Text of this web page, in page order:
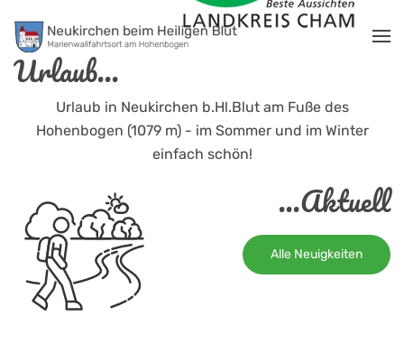
Zum Hauptinhalt springen
Urlaub...
Urlaub in Neukirchen b.Hl.Blut am Fuße des
Hohenbogen (1079 m) - im Sommer und im Winter
einfach schön!
...Aktuell
Alle Neuigkeiten